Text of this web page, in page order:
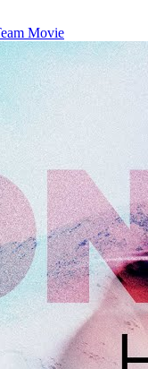
Movie